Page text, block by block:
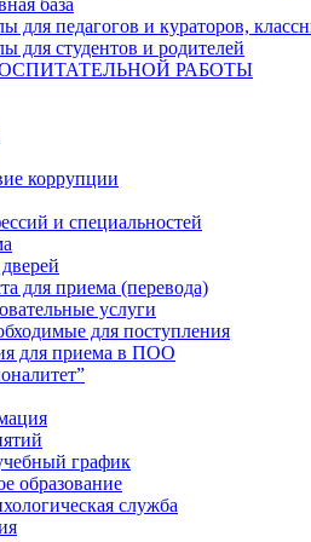
база
для педагогов и кураторов,
для студентов и родителей
РАБОТЫ
коррупции
и специальностей
для приема (перевода)
услуги
для поступления
для приема в ПОО
график
образование
служба